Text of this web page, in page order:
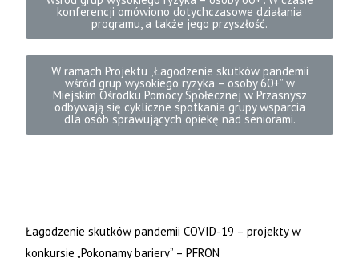
konferencji omówiono dotychczasowe działania
programu, a także jego przyszłość.
W ramach Projektu „Łagodzenie skutków pandemii
wśród grup wysokiego ryzyka – osoby 60+” w
Miejskim Ośrodku Pomocy Społecznej w Przasnysz
odbywają się cykliczne spotkania grupy wsparcia
dla osób sprawujących opiekę nad seniorami.
Łagodzenie skutków pandemii COVID-19 – projekty w
konkursie „Pokonamy bariery” – PFRON